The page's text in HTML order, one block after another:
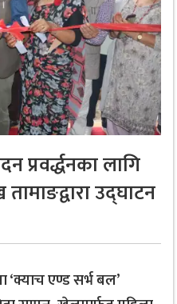
प्रवर्द्धनका लागि
उद्घाटन
‘क्याच एण्ड सर्भ बल’